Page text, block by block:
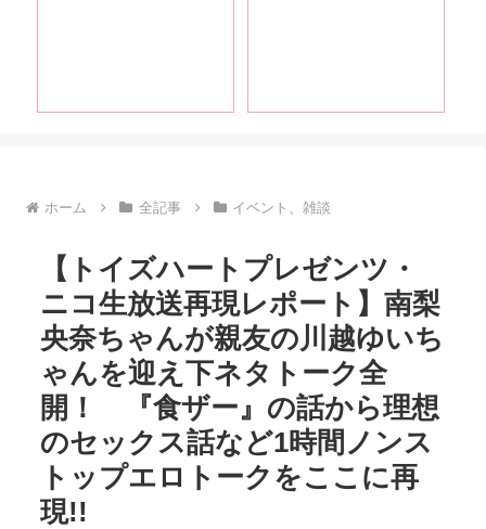
ホーム 全記事 イベント、雑談
【トイズハートプレゼンツ・
ニコ生放送再現レポート】南梨
央奈ちゃんが親友の川越ゆいち
ゃんを迎え下ネタトーク全
開！ 『食ザー』の話から理想
のセックス話など1時間ノンス
トップエロトークをここに再
現!!